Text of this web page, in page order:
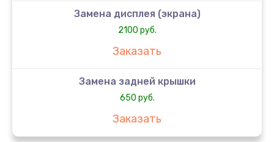
Замена дисплея (экрана)
2100 руб.
Заказать
Замена задней крышки
650 руб.
Заказать